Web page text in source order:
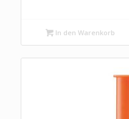
In den Warenkorb